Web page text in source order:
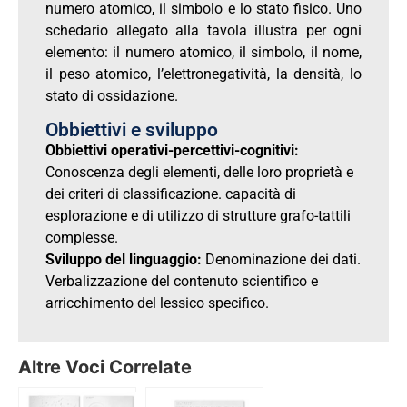
numero atomico, il simbolo e lo stato fisico. Uno
schedario allegato alla tavola illustra per ogni
elemento: il numero atomico, il simbolo, il nome,
il peso atomico, l’elettronegatività, la densità, lo
stato di ossidazione.
Obbiettivi e sviluppo
Obbiettivi operativi-percettivi-cognitivi:
Conoscenza degli elementi, delle loro proprietà e
dei criteri di classificazione. capacità di
esplorazione e di utilizzo di strutture grafo-tattili
complesse.
Sviluppo del linguaggio: Denominazione dei dati.
Verbalizzazione del contenuto scientifico e
arricchimento del lessico specifico.
Altre Voci Correlate